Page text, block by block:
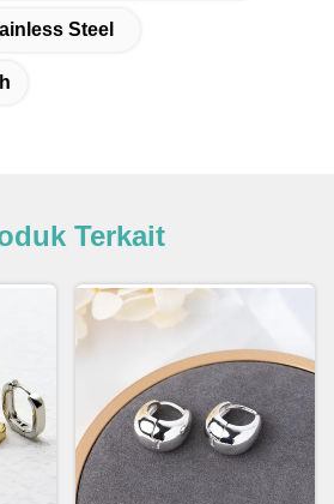
Steel
Terkait